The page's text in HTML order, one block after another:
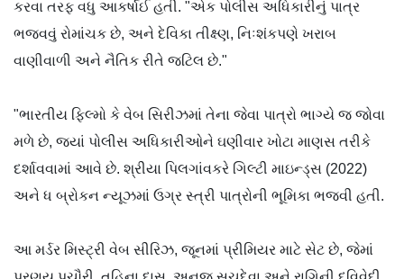
કરવા તરફ વધુ આકર્ષાઈ હતી. "એક પોલીસ અધિકારીનું પાત્ર
ભજવવું રોમાંચક છે, અને દેવિકા તીક્ષ્ણ, નિઃશંકપણે ખરાબ
વાણીવાળી અને નૈતિક રીતે જટિલ છે."
"ભારતીય ફિલ્મો કે વેબ સિરીઝમાં તેના જેવા પાત્રો ભાગ્યે જ જોવા
મળે છે, જ્યાં પોલીસ અધિકારીઓને ઘણીવાર ખોટા માણસ તરીકે
દર્શાવવામાં આવે છે. શ્રીયા પિલગાંવકરે ગિલ્ટી માઇન્ડ્સ (2022)
અને ધ બ્રોકન ન્યૂઝમાં ઉગ્ર સ્ત્રી પાત્રોની ભૂમિકા ભજવી હતી.
આ મર્ડર મિસ્ટ્રી વેબ સીરિઝ, જૂનમાં પ્રીમિયર માટે સેટ છે, જેમાં